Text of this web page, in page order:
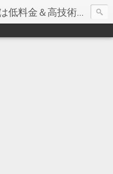
岐阜市のネイルNANAは低料金＆高技術のお店